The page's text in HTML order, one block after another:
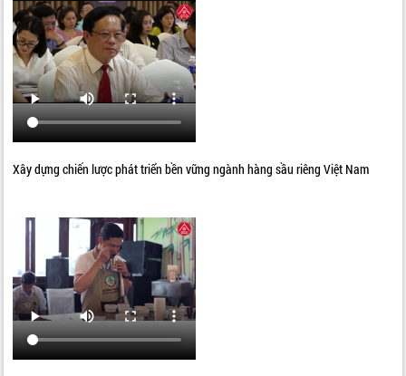
Xây dựng chiến lược phát triển bền vững ngành hàng sầu riêng Việt Nam